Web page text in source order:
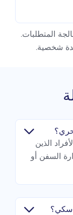
المتطلبات.
شخصية.
الذين
السفن أو
سكي؟